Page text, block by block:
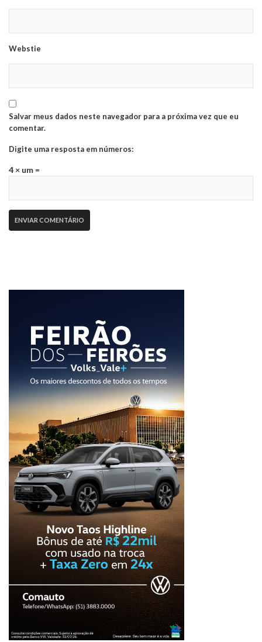
Webstie
Salvar meus dados neste navegador para a próxima vez que eu
comentar.
Digite uma resposta em números:
4 × um =